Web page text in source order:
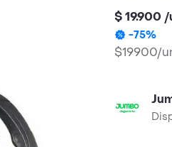
$ 19.900 /
-75%
$19900/